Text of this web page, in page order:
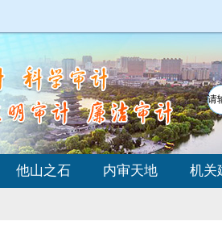
他山之石 内审天地 机关